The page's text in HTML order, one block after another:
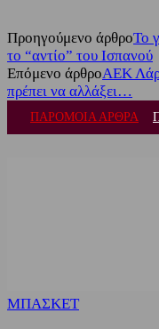
Προηγούμενο άρθροΤο
το “αντίο” του Ισπανού
Επόμενο άρθροΑΕΚ
πρέπει να αλλάξει…
ΠΑΡΟΜΟΙΑ ΑΡΘΡΑ
ΜΠΑΣΚΕΤ